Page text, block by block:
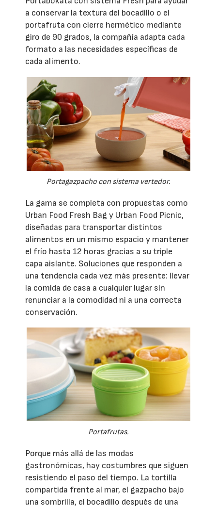
a conservar la textura del bocadillo o el
portafruta con cierre hermético mediante
giro de 90 grados, la compañía adapta cada
formato a las necesidades específicas de
cada alimento.
Portagazpacho con sistema vertedor.
La gama se completa con propuestas como
Urban Food Fresh Bag y Urban Food Picnic,
diseñadas para transportar distintos
alimentos en un mismo espacio y mantener
el frío hasta 12 horas gracias a su triple
capa aislante. Soluciones que responden a
una tendencia cada vez más presente: llevar
la comida de casa a cualquier lugar sin
renunciar a la comodidad ni a una correcta
conservación.
Portafrutas.
Porque más allá de las modas
gastronómicas, hay costumbres que siguen
resistiendo el paso del tiempo. La tortilla
compartida frente al mar, el gazpacho bajo
una sombrilla, el bocadillo después de una